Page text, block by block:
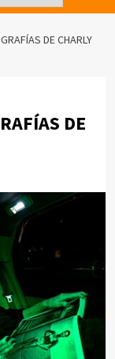
DE CHARLY
DE